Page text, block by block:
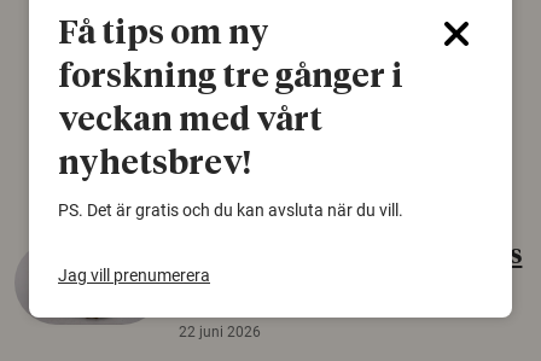
konspirationsteorier är ofta mer mottagliga
för rysk desinformation. Det visar en studie
från Försvarshögskolan med deltagare i fyra
europeiska länder.
Säkerhetspolitik
Gammalt skinn var Sveriges
äldsta sko
22 juni 2026
Få tips om ny
forskning tre gånger i
veckan med vårt
nyhetsbrev!
PS. Det är gratis och du kan avsluta när du vill.
Jag vill prenumerera